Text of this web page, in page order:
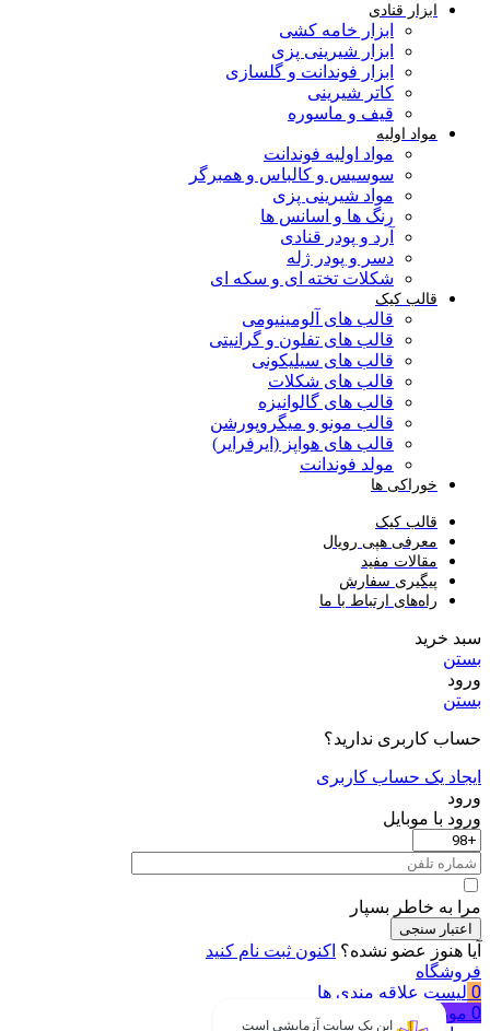
ابزار قنادی
ابزار خامه کشی
ابزار شیرینی پزی
ابزار فوندانت و گلسازی
کاتر شیرینی
قیف و ماسوره
مواد اولیه
مواد اولیه فوندانت
سوسیس و کالباس و همبرگر
مواد شیرینی پزی
رنگ ها و اسانس ها
آرد و پودر قنادی
دسر و پودر ژله
شکلات تخته ای و سکه ای
قالب کیک
قالب های آلومینیومی
قالب های تفلون و گرانیتی
قالب های سیلیکونی
قالب های شکلات
قالب های گالوانیزه
قالب مونو و میگروپورشن
قالب های هواپز (ایرفرایر)
مولد فوندانت
خوراکی ها
قالب کیک
معرفی هپی رویال
مقالات مفید
پیگیری سفارش
راه‌های ارتباط با ما
سبد خرید
بستن
ورود
بستن
حساب کاربری ندارید؟
ایجاد یک حساب کاربری
ورود
ورود با موبایل
مرا به خاطر بسپار
اعتبار سنجی
آیا هنوز عضو نشده؟ اکنون ثبت نام کنید
این یک سایت آزمایشی است
فروشگاه
0 لیست علاقه مندی ها
0 مورد